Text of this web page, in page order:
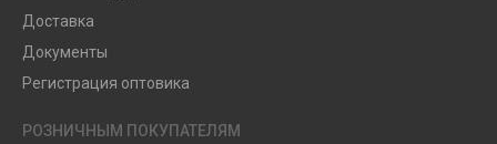
Доставка
Документы
Регистрация оптовика
РОЗНИЧНЫМ ПОКУПАТЕЛЯМ